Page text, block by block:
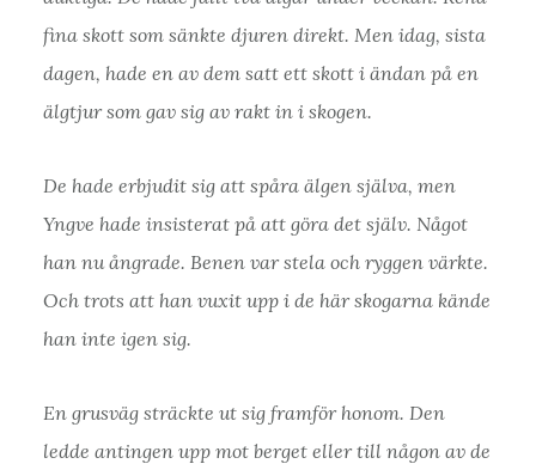
fina skott som sänkte djuren direkt. Men idag, sista
dagen, hade en av dem satt ett skott i ändan på en
älgtjur som gav sig av rakt in i skogen.
De hade erbjudit sig att spåra älgen själva, men
Yngve hade insisterat på att göra det själv. Något
han nu ångrade. Benen var stela och ryggen värkte.
Och trots att han vuxit upp i de här skogarna kände
han inte igen sig.
En grusväg sträckte ut sig framför honom. Den
ledde antingen upp mot berget eller till någon av de